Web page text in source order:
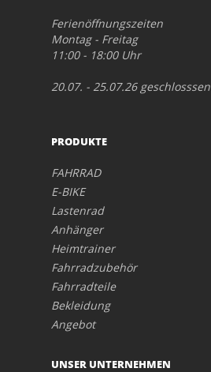
Ferienöffnungszeiten
Montag - Freitag
11:00 - 18:00 Uhr
20.07. - 25.07.26 geschlosssen
PRODUKTE
FAHRRAD
E-BIKE
Lastenrad
Anhänger
Heimtrainer
Fahrradzubehör
Fahrradteile
Bekleidung
Angebot
UNSER UNTERNEHMEN